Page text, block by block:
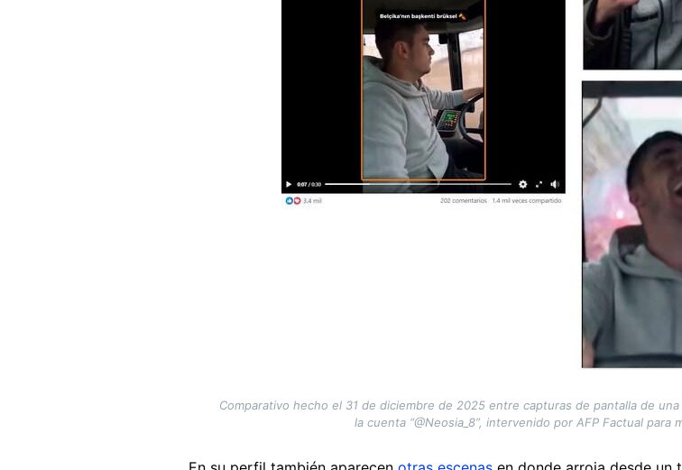
Comparativo hecho el 31 de diciembre de 2025 entre capturas de pantalla de
la cuenta “@Neosia_8”, intervenido por AFP Factual para